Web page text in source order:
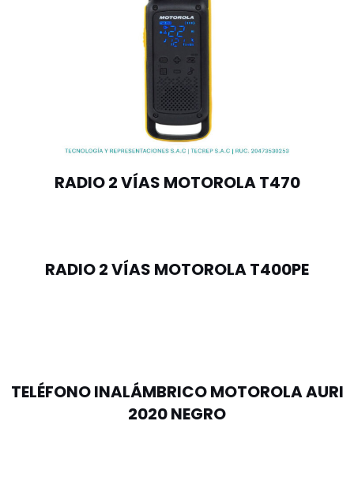
RADIO 2 VÍAS MOTOROLA T470
RADIO 2 VÍAS MOTOROLA T400PE
TELÉFONO INALÁMBRICO MOTOROLA AURI
2020 NEGRO